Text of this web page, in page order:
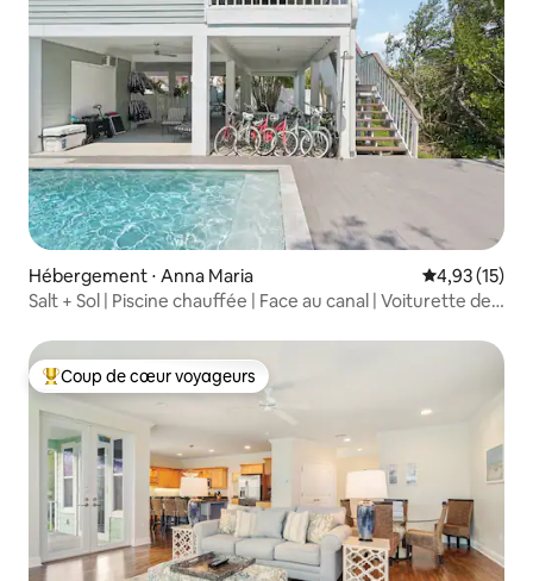
Hébergement ⋅ Anna Maria Évaluation
4,93 (15)
Salt + Sol | Piscine chauffée | Face au canal | Voiturette de
Coups de cœur voyageurs les plus appréciés
Coup de cœur voyageurs